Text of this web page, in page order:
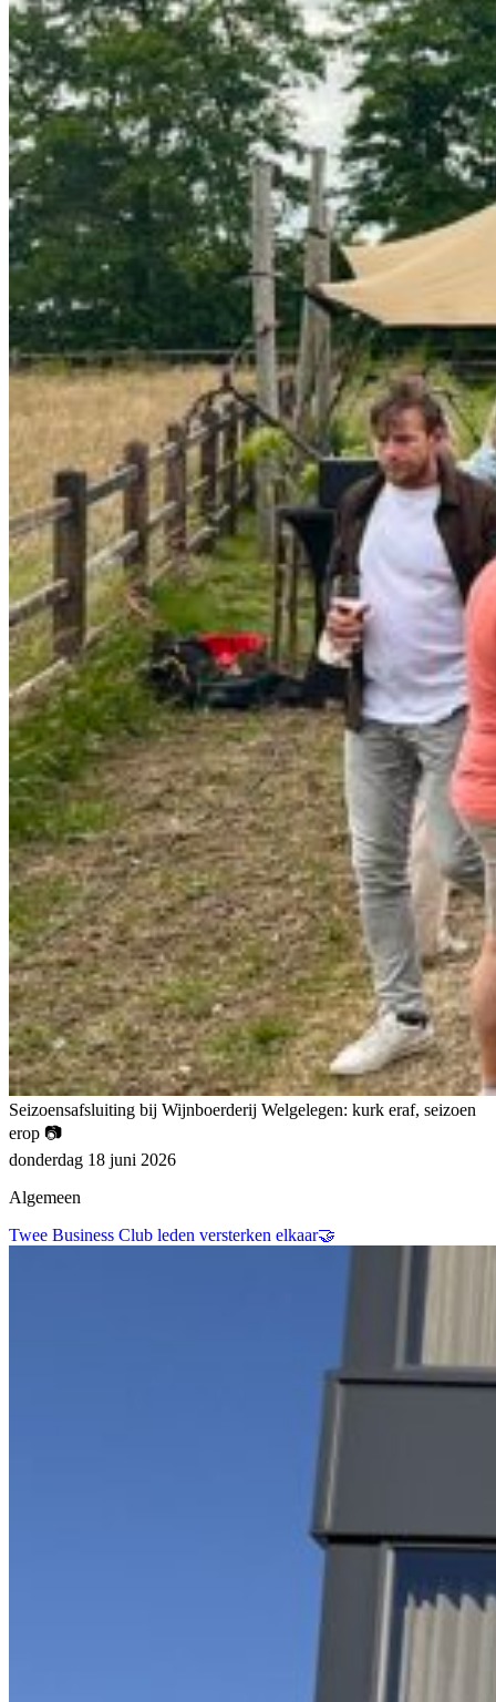
Seizoensafsluiting bij Wijnboerderij Welgelegen: kurk eraf, seizoen
erop 📷
donderdag 18 juni 2026
Algemeen
Twee Business Club leden versterken elkaar🤝